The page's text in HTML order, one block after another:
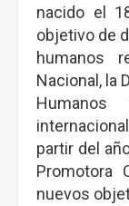
nacido el
objetivo de
humanos
Nacional, la
partir del
Promotora
nuevos